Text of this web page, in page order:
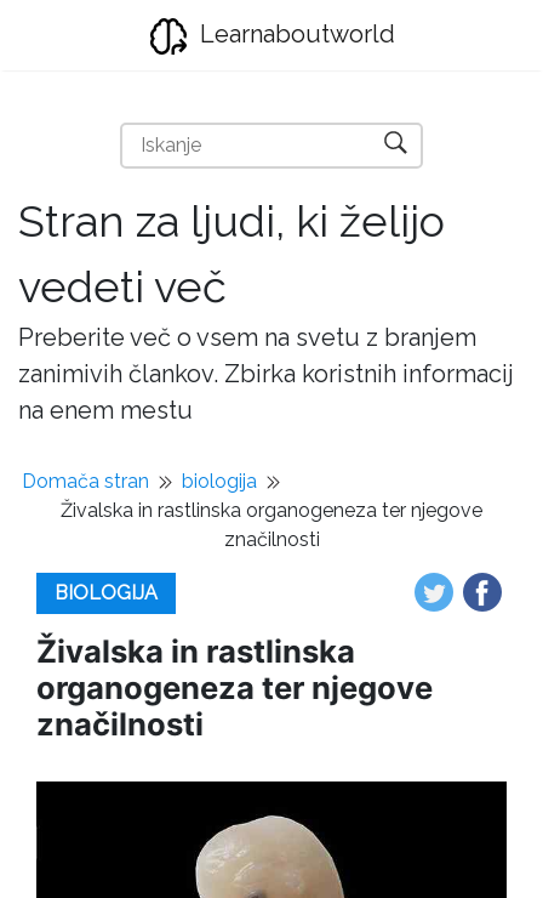
Learnaboutworld
Stran za ljudi, ki želijo
vedeti več
Preberite več o vsem na svetu z branjem
zanimivih člankov. Zbirka koristnih informacij
na enem mestu
Domača stran
biologija
Živalska in rastlinska organogeneza ter njegove
značilnosti
BIOLOGIJA
Živalska in rastlinska
organogeneza ter njegove
značilnosti